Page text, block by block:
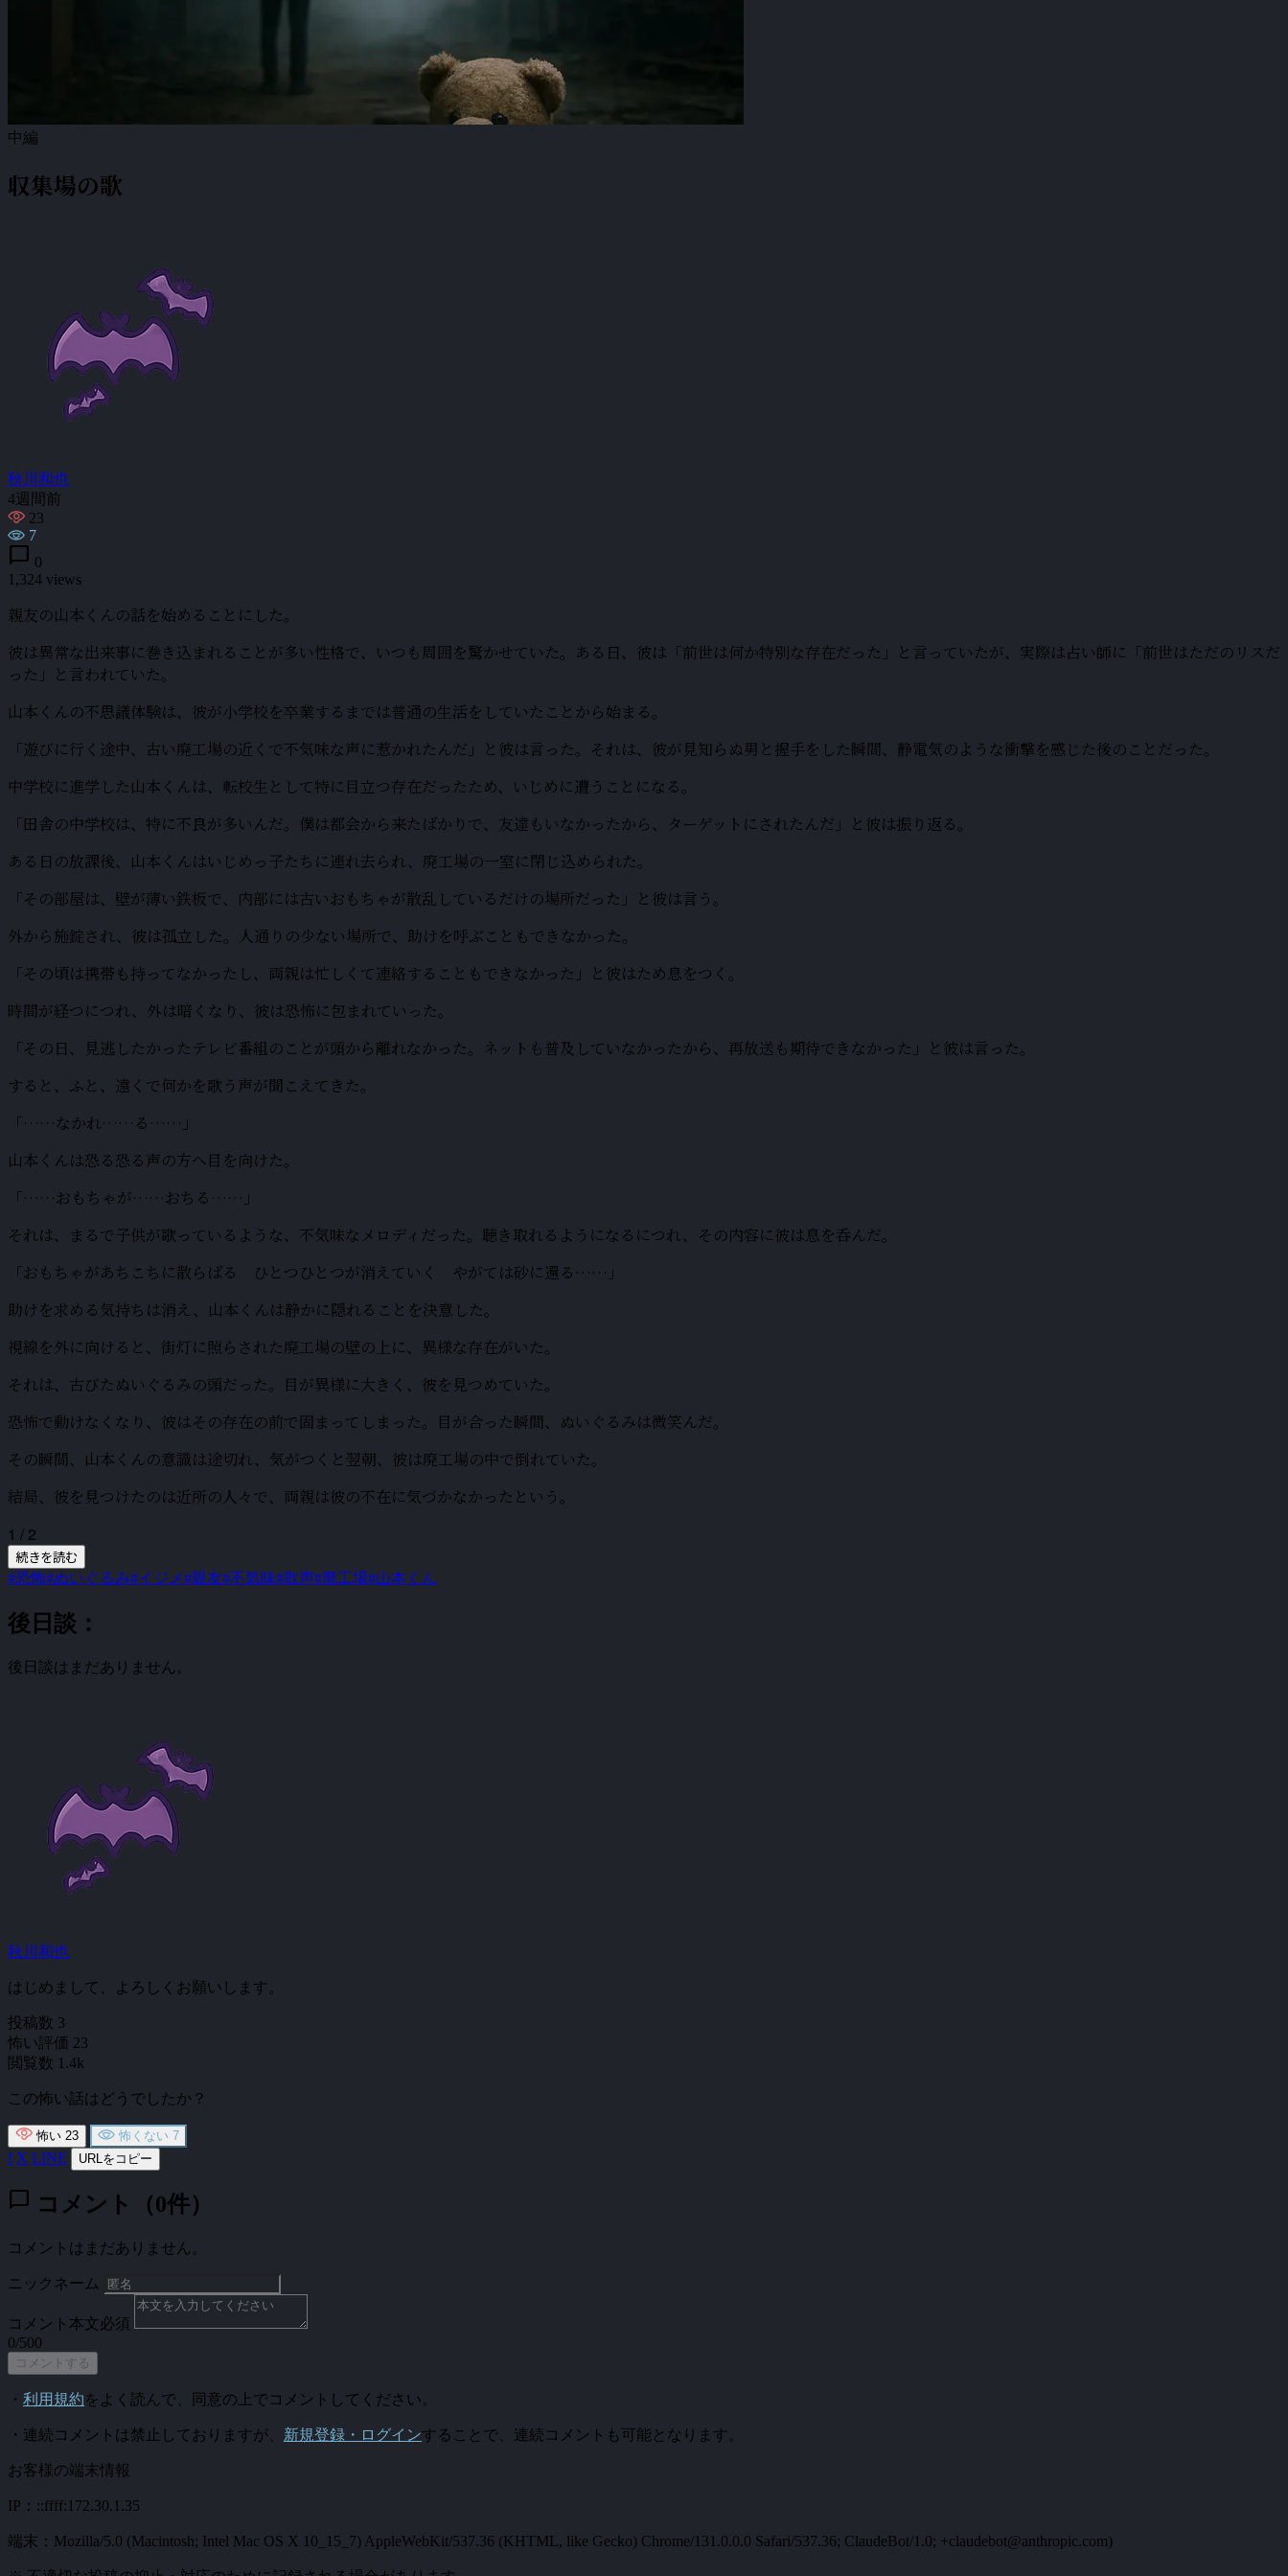
中編
収集場の歌
秋川和也
4週間前
23
7
chat_bubble 0
1,324 views
親友の山本くんの話を始めることにした。
彼は異常な出来事に巻き込まれることが多い性格で、いつも周囲を驚かせていた。ある日、彼は「前世は何か特別な存在だった」と言っていたが、実際は占い師に「前世はただのリスだ
った」と言われていた。
山本くんの不思議体験は、彼が小学校を卒業するまでは普通の生活をしていたことから始まる。
「遊びに行く途中、古い廃工場の近くで不気味な声に惹かれたんだ」と彼は言った。それは、彼が見知らぬ男と握手をした瞬間、静電気のような衝撃を感じた後のことだった。
中学校に進学した山本くんは、転校生として特に目立つ存在だったため、いじめに遭うことになる。
「田舎の中学校は、特に不良が多いんだ。僕は都会から来たばかりで、友達もいなかったから、ターゲットにされたんだ」と彼は振り返る。
ある日の放課後、山本くんはいじめっ子たちに連れ去られ、廃工場の一室に閉じ込められた。
「その部屋は、壁が薄い鉄板で、内部には古いおもちゃが散乱しているだけの場所だった」と彼は言う。
外から施錠され、彼は孤立した。人通りの少ない場所で、助けを呼ぶこともできなかった。
「その頃は携帯も持ってなかったし、両親は忙しくて連絡することもできなかった」と彼はため息をつく。
時間が経つにつれ、外は暗くなり、彼は恐怖に包まれていった。
「その日、見逃したかったテレビ番組のことが頭から離れなかった。ネットも普及していなかったから、再放送も期待できなかった」と彼は言った。
すると、ふと、遠くで何かを歌う声が聞こえてきた。
「……なかれ……る……」
山本くんは恐る恐る声の方へ目を向けた。
「……おもちゃが……おちる……」
それは、まるで子供が歌っているような、不気味なメロディだった。聴き取れるようになるにつれ、その内容に彼は息を呑んだ。
「おもちゃがあちこちに散らばる ひとつひとつが消えていく やがては砂に還る……」
助けを求める気持ちは消え、山本くんは静かに隠れることを決意した。
視線を外に向けると、街灯に照らされた廃工場の壁の上に、異様な存在がいた。
それは、古びたぬいぐるみの頭だった。目が異様に大きく、彼を見つめていた。
恐怖で動けなくなり、彼はその存在の前で固まってしまった。目が合った瞬間、ぬいぐるみは微笑んだ。
その瞬間、山本くんの意識は途切れ、気がつくと翌朝、彼は廃工場の中で倒れていた。
結局、彼を見つけたのは近所の人々で、両親は彼の不在に気づかなかったという。
1 / 2
続きを読む
#恐怖#ぬいぐるみ#イジメ#親友#不気味#歌声#廃工場#山本くん
後日談：
後日談はまだありません。
秋川和也
はじめまして、よろしくお願いします。
投稿数 3
怖い評価 23
閲覧数 1.4k
この怖い話はどうでしたか？
怖い 23 怖くない 7
f X LINE URLをコピー
chat_bubble コメント（0件）
コメントはまだありません。
ニックネーム
コメント本文必須
0/500
コメントする
・ 利用規約をよく読んで、同意の上でコメントしてください。
・連続コメントは禁止しておりますが、 新規登録・ログインすることで、連続コメントも可能となります。
お客様の端末情報
IP：::ffff:172.30.1.35
端末：Mozilla/5.0 (Macintosh; Intel Mac OS X 10_15_7) AppleWebKit/537.36 (KHTML, like Gecko) Chrome/131.0.0.0 Safari/537.36; ClaudeBot/1.0; +claudebot@anthropic.com)